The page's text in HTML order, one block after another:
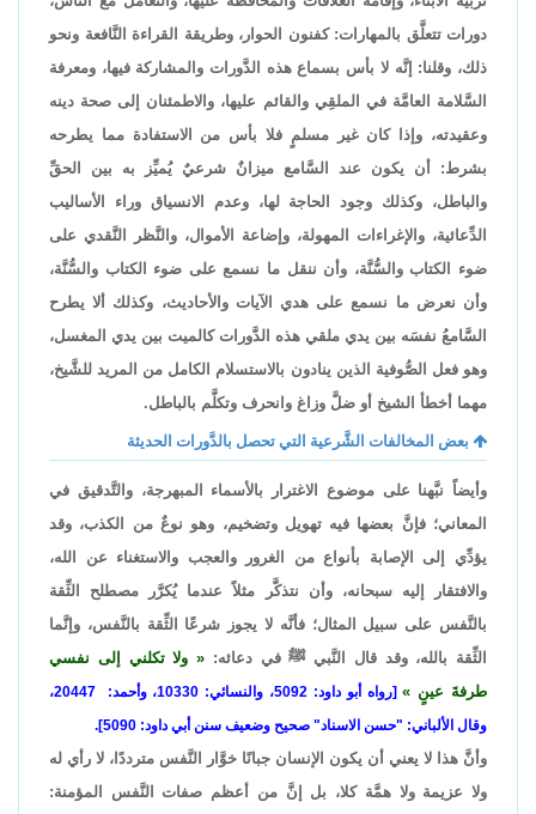
دورات تتعلَّق بالمهارات: كفنون الحوار، وطريقة القراءة النَّافعة ونحو
ذلك، وقلنا: إنَّه لا بأس بسماع هذه الدَّورات والمشاركة فيها، ومعرفة
السَّلامة العامَّة في الملقِي والقائم عليها، والاطمئنان إلى صحة دينه
وعقيدته، وإذا كان غير مسلمٍ فلا بأس من الاستفادة مما يطرحه
بشرط: أن يكون عند السَّامع ميزانٌ شرعيٌ يُميِّز به بين الحقِّ
والباطل، وكذلك وجود الحاجة لها، وعدم الانسياق وراء الأساليب
الدِّعائية، والإغراءات المهولة، وإضاعة الأموال، والنَّظر النَّقدي على
ضوء الكتاب والسُّنَّة، وأن ننقل ما نسمع على ضوء الكتاب والسُّنَّة،
وأن نعرض ما نسمع على هدي الآيات والأحاديث، وكذلك ألا يطرح
السَّامعُ نفسَه بين يدي ملقي هذه الدَّورات كالميت بين يدي المغسل،
وهو فعل الصُّوفية الذين ينادون بالاستسلام الكامل من المريد للشَّيخ،
مهما أخطأ الشيخ أو ضلَّ وزاغ وانحرف وتكلَّم بالباطل.
بعض المخالفات الشَّرعية التي تحصل بالدَّورات الحديثة
وأيضاً نبَّهنا على موضوع الاغترار بالأسماء المبهرجة، والتَّدقيق في
المعاني؛ فإنَّ بعضها فيه تهويل وتضخيم، وهو نوعٌ من الكذب، وقد
يؤدِّي إلى الإصابة بأنواع من الغرور والعجب والاستغناء عن الله،
والافتقار إليه سبحانه، وأن نتذكَّر مثلاً عندما يُكرَّر مصطلح الثِّقة
بالنَّفس على سبيل المثال؛ فأنَّه لا يجوز شرعًا الثِّقة بالنَّفس، وإنَّما
الثِّقة بالله، وقد قال النَّبي ﷺ في دعائه:
ولا تكلني إلى نفسي
طرفةَ عينٍ
[رواه أبو داود: 5092، والنسائي: 10330، وأحمد: 20447،
وقال الألباني: "حسن الاسناد" صحيح وضعيف سنن أبي داود: 5090].
وأنَّ هذا لا يعني أن يكون الإنسان جبانًا خوَّار النَّفس مترددًا، لا رأي له
ولا عزيمة ولا همَّة كلا، بل إنَّ من أعظم صفات النَّفس المؤمنة: